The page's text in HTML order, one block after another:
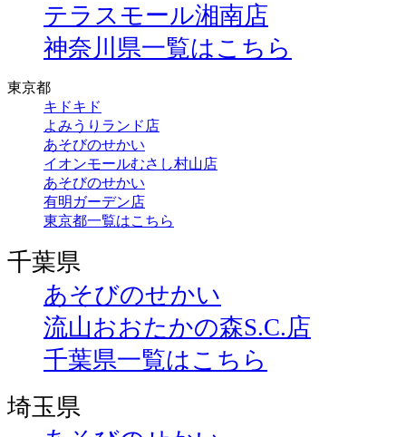
テラスモール湘南店
神奈川県一覧はこちら
東京都
キドキド
よみうりランド店
あそびのせかい
イオンモールむさし村山店
あそびのせかい
有明ガーデン店
東京都一覧はこちら
千葉県
あそびのせかい
流山おおたかの森S.C.店
千葉県一覧はこちら
埼玉県